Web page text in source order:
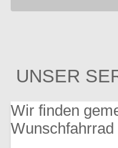
UNSER
Wir finden
Wunschfahrrad